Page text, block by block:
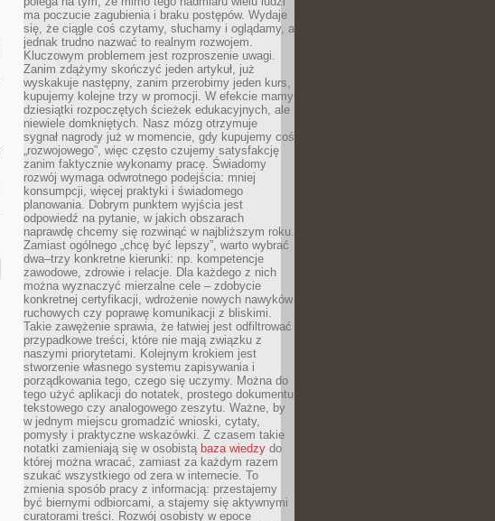
ma poczucie zagubienia i braku postępów. Wydaje
się, że ciągle coś czytamy, słuchamy i oglądamy, a
jednak trudno nazwać to realnym rozwojem.
Kluczowym problemem jest rozproszenie uwagi.
Zanim zdążymy skończyć jeden artykuł, już
wyskakuje następny, zanim przerobimy jeden kurs,
kupujemy kolejne trzy w promocji. W efekcie mamy
dziesiątki rozpoczętych ścieżek edukacyjnych, ale
niewiele domkniętych. Nasz mózg otrzymuje
sygnał nagrody już w momencie, gdy kupujemy coś
„rozwojowego”, więc często czujemy satysfakcję
zanim faktycznie wykonamy pracę. Świadomy
rozwój wymaga odwrotnego podejścia: mniej
konsumpcji, więcej praktyki i świadomego
planowania. Dobrym punktem wyjścia jest
odpowiedź na pytanie, w jakich obszarach
naprawdę chcemy się rozwinąć w najbliższym roku.
Zamiast ogólnego „chcę być lepszy”, warto wybrać
dwa–trzy konkretne kierunki: np. kompetencje
zawodowe, zdrowie i relacje. Dla każdego z nich
można wyznaczyć mierzalne cele – zdobycie
konkretnej certyfikacji, wdrożenie nowych nawyków
ruchowych czy poprawę komunikacji z bliskimi.
Takie zawężenie sprawia, że łatwiej jest odfiltrować
przypadkowe treści, które nie mają związku z
naszymi priorytetami. Kolejnym krokiem jest
stworzenie własnego systemu zapisywania i
porządkowania tego, czego się uczymy. Można do
tego użyć aplikacji do notatek, prostego dokumentu
tekstowego czy analogowego zeszytu. Ważne, by
w jednym miejscu gromadzić wnioski, cytaty,
pomysły i praktyczne wskazówki. Z czasem takie
notatki zamieniają się w osobistą baza wiedzy do
której można wracać, zamiast za każdym razem
szukać wszystkiego od zera w internecie. To
zmienia sposób pracy z informacją: przestajemy
być biernymi odbiorcami, a stajemy się aktywnymi
curatorami treści. Rozwój osobisty w epoce